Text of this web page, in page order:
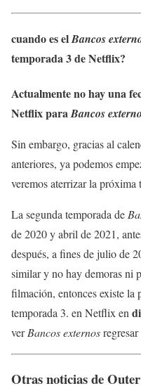
cuando es elBancos
temporada 3 de Netflix?
Actualmente no hay una
Netflix para Bancos
Sin embargo, gracias al
anteriores, ya podemos
veremos aterrizar la próxima
La segunda temporada de
de 2020 y abril de 2021,
después, a fines de julio de
similar y no hay demoras ni
filmación, entonces existe la
temporada 3. en Netflix en
verBancos externos
Otras noticias de